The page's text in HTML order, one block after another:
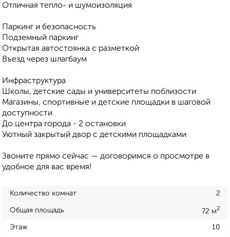
Отличная тепло- и шумоизоляция
Паркинг и безопасность
Подземный паркинг
Открытая автостоянка с разметкой
Въезд через шлагбаум
Инфраструктура
Школы, детские сады и университеты поблизости
Магазины, спортивные и детские площадки в шаговой
доступности
До центра города - 2 остановки
Уютный закрытый двор с детскими площадками
Звоните прямо сейчас — договоримся о просмотре в
удобное для вас время!
Количество комнат 2
Общая площадь 72 м2
Этаж 10